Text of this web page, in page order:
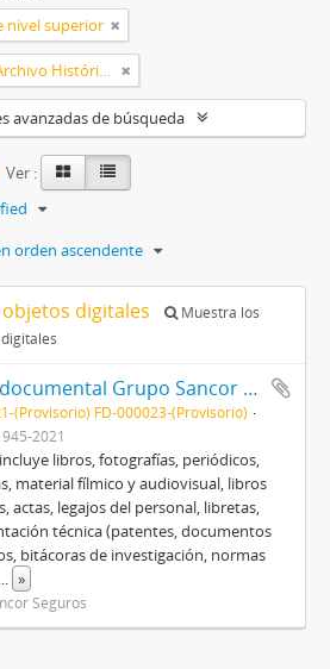
nivel superior
Grupo Sancor Seguros. Archivo Histórico y Patrimonio Cultural
avanzadas de búsqueda
Ver :
orden ascendente
digitales
Muestra los
Fondo documental Grupo Sancor Seguros
(Provisorio) FD-000023-(Provisorio)
2021
libros, fotografías, periódicos,
material fílmico y audiovisual, libros
actas, legajos del personal, libretas,
técnica (patentes, documentos
bitácoras de investigación, normas
... »
Seguros